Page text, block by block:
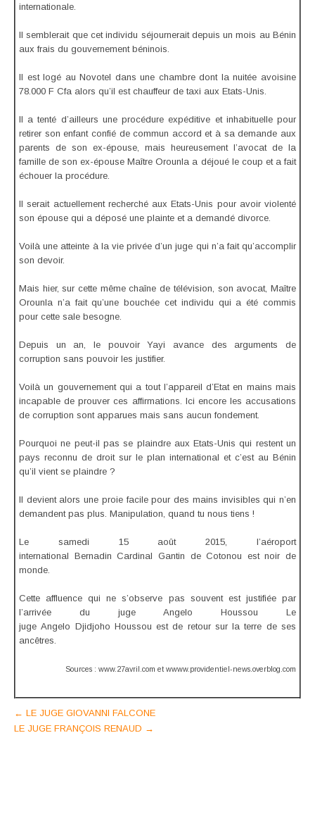
internationale.
Il semblerait que cet individu séjournerait depuis un mois au Bénin
aux frais du gouvernement béninois.
Il est logé au Novotel dans une chambre dont la nuitée avoisine
78.000 F Cfa alors qu’il est chauffeur de taxi aux Etats-Unis.
Il a tenté d’ailleurs une procédure expéditive et inhabituelle pour
retirer son enfant confié de commun accord et à sa demande aux
parents de son ex-épouse, mais heureusement l’avocat de la
famille de son ex-épouse Maître Orounla a déjoué le coup et a fait
échouer la procédure.
Il serait actuellement recherché aux Etats-Unis pour avoir violenté
son épouse qui a déposé une plainte et a demandé divorce.
Voilà une atteinte à la vie privée d’un juge qui n’a fait qu’accomplir
son devoir.
Mais hier, sur cette même chaîne de télévision, son avocat, Maître
Orounla n’a fait qu’une bouchée cet individu qui a été commis
pour cette sale besogne.
Depuis un an, le pouvoir Yayi avance des arguments de
corruption sans pouvoir les justifier.
Voilà un gouvernement qui a tout l’appareil d’Etat en mains mais
incapable de prouver ces affirmations. Ici encore les accusations
de corruption sont apparues mais sans aucun fondement.
Pourquoi ne peut-il pas se plaindre aux Etats-Unis qui restent un
pays reconnu de droit sur le plan international et c’est au Bénin
qu’il vient se plaindre ?
Il devient alors une proie facile pour des mains invisibles qui n’en
demandent pas plus. Manipulation, quand tu nous tiens !
Le samedi 15 août 2015, l’aéroport
international Bernadin Cardinal Gantin de Cotonou est noir de
monde.
Cette affluence qui ne s’observe pas souvent est justifiée par
l’arrivée du juge Angelo Houssou Le
juge Angelo Djidjoho Houssou est de retour sur la terre de ses
ancêtres.
Sources : www.27avril.com et wwww.providentiel-news.overblog.com
Post
navigation
← LE JUGE GIOVANNI FALCONE
LE JUGE FRANÇOIS RENAUD →